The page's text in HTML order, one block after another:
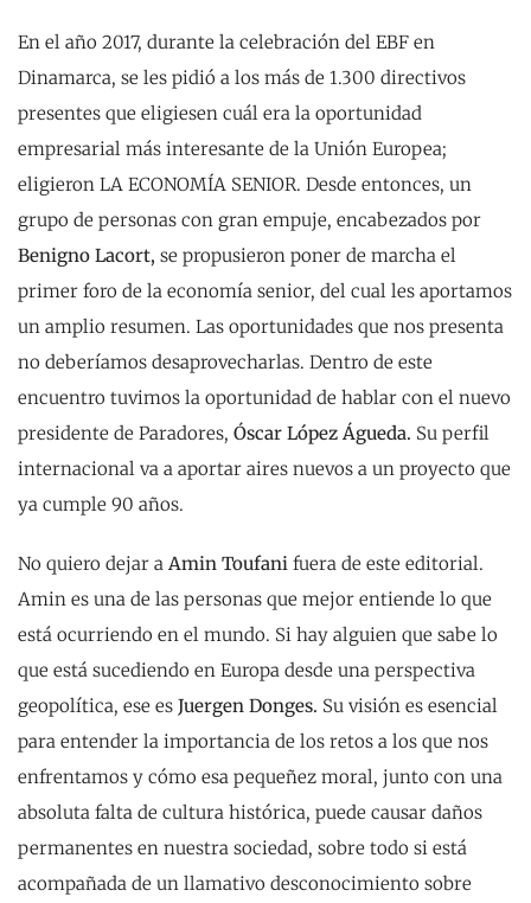
En el año 2017, durante la celebración del EBF en
Dinamarca, se les pidió a los más de 1.300 directivos
presentes que eligiesen cuál era la oportunidad
empresarial más interesante de la Unión Europea;
eligieron LA ECONOMÍA SENIOR. Desde entonces, un
grupo de personas con gran empuje, encabezados por
Benigno Lacort, se propusieron poner de marcha el
primer foro de la economía senior, del cual les aportamos
un amplio resumen. Las oportunidades que nos presenta
no deberíamos desaprovecharlas. Dentro de este
encuentro tuvimos la oportunidad de hablar con el nuevo
presidente de Paradores, Óscar López Águeda. Su perfil
internacional va a aportar aires nuevos a un proyecto que
ya cumple 90 años.
No quiero dejar a Amin Toufani fuera de este editorial.
Amin es una de las personas que mejor entiende lo que
está ocurriendo en el mundo. Si hay alguien que sabe lo
que está sucediendo en Europa desde una perspectiva
geopolítica, ese es Juergen Donges. Su visión es esencial
para entender la importancia de los retos a los que nos
enfrentamos y cómo esa pequeñez moral, junto con una
absoluta falta de cultura histórica, puede causar daños
permanentes en nuestra sociedad, sobre todo si está
acompañada de un llamativo desconocimiento sobre